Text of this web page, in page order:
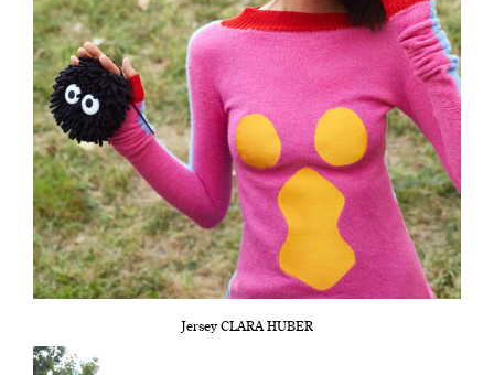
Jersey CLARA HUBER